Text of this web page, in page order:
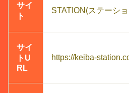
サイ
ト
STATION(ステーシ
サイ
トU
RL
https://keiba-